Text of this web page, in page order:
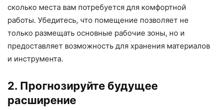
сколько места вам потребуется для комфортной
работы. Убедитесь, что помещение позволяет не
только размещать основные рабочие зоны, но и
предоставляет возможность для хранения материалов
и инструмента.
2. Прогнозируйте будущее
расширение